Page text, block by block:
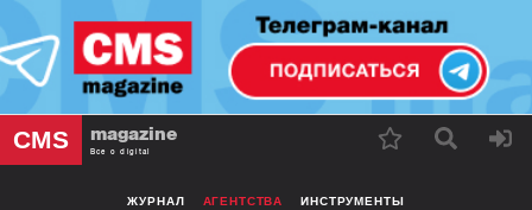
CMS magazine
Все о digital
ЖУРНАЛ АГЕНТСТВА ИНСТРУМЕНТЫ